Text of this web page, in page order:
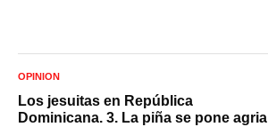
OPINIÓN
Los jesuitas en República
Dominicana. 3. La piña se pone agria